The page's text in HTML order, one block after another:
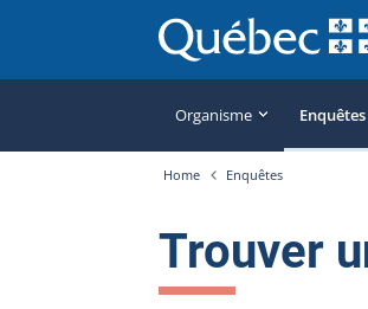
Organisme Enquêtes
Home Enquêtes
Trouver